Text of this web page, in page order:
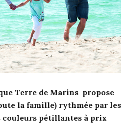
Terre de Marins propose
la famille) rythmée par les
couleurs pétillantes à prix